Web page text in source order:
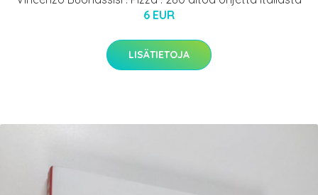
6 EUR
LISÄTIETOJA